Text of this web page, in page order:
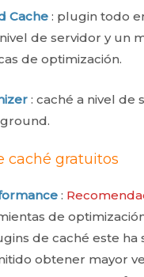
Cache : plugin todo
de servidor y un
de optimización.
: caché a nivel de
caché gratuitos
:
de
de caché este ha
obtener mayor